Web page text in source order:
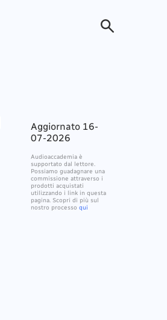
Aggiornato 16-
07-2026
Audioaccademia è
supportato dal lettore.
Possiamo guadagnare una
commissione attraverso i
prodotti acquistati
utilizzando i link in questa
pagina. Scopri di più sul
nostro processo qui